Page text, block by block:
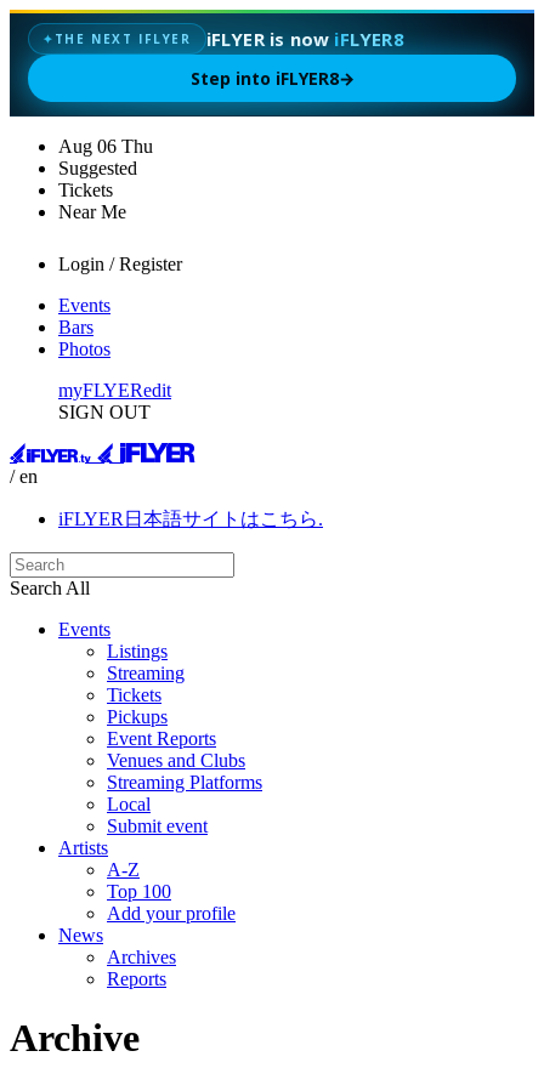
✦ THE NEXT IFLYER iFLYER is nowiFLYER8
Step into iFLYER8→
Aug 06 Thu
Suggested
Tickets
Near Me
Login / Register
Events
Bars
Photos
myFLYERedit
SIGN OUT
/ en
iFLYER日本語サイトはこちら.
Search All
Events
Listings
Streaming
Tickets
Pickups
Event Reports
Venues and Clubs
Streaming Platforms
Local
Submit event
Artists
A-Z
Top 100
Add your profile
News
Archives
Reports
Archive